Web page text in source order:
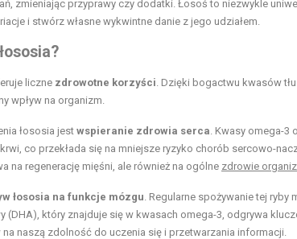
zmieniając przyprawy czy dodatki. Łosoś to niezwykle
i stwórz własne wykwintne danie z jego udziałem.
liczne zdrowotne korzyści . Dzięki bogactwu kwasów
wpływ na organizm.
łososia jest wspieranie zdrowia serca . Kwasy omega-3
co przekłada się na mniejsze ryzyko chorób sercowo-
na regenerację mięśni, ale również na ogólne zdrowie
łososia na funkcje mózgu . Regularne spożywanie tej ryby
który znajduje się w kwasach omega-3, odgrywa
naszą zdolność do uczenia się i przetwarzania informacji.